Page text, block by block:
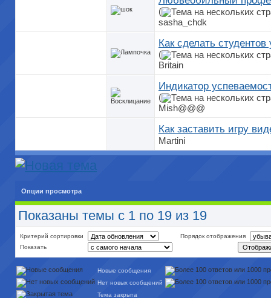
(
sasha_chdk
Как сделать
(
Britain
Индикатор
(
Mish@@@
Как заставить игру
Martini
Опции просмотра
Показаны темы с 1 по 19 из 19
Критерий сортировки
Порядок отображения
Показать
Новые сообщения
Нет новых сообщений
Тема закрыта